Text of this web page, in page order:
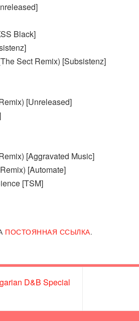
Black]
Sect Remix) [Subsistenz]
[Unreleased]
[Aggravated Music]
[Automate]
[TSM]
ПОСТОЯННАЯ ССЫЛКА.
D&B Special